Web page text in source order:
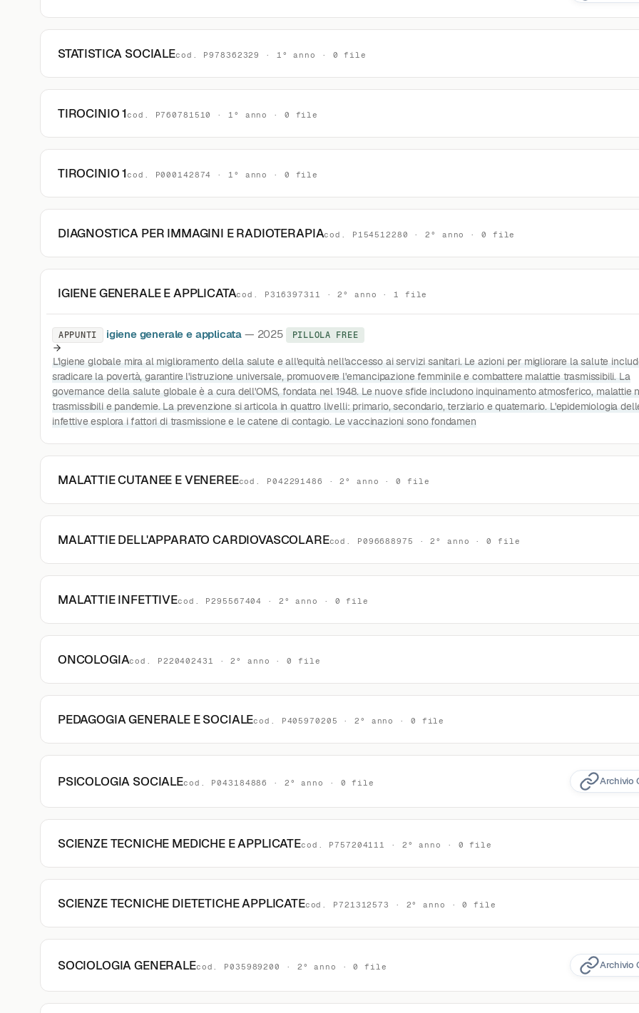
STATISTICA SOCIALEcod. P978362329 · 1° anno · 0 file
TIROCINIO 1cod. P760781510 · 1° anno · 0 file
TIROCINIO 1cod. P000142874 · 1° anno · 0 file
DIAGNOSTICA PER IMMAGINI E RADIOTERAPIAcod. P154512280 · 2° anno · 0 file
IGIENE GENERALE E APPLICATAcod. P316397311 · 2° anno · 1 file
APPUNTI igiene generale e applicata — 2025 PILLOLA FREE
L'igiene globale mira al miglioramento della salute e all'equità nell'accesso ai servizi sanitari. Le azioni per migliorare la salute
sradicare la povertà, garantire l'istruzione universale, promuovere l'emancipazione femminile e combattere malattie trasmissibili. La
governance della salute globale è a cura dell'OMS, fondata nel 1948. Le nuove sfide includono inquinamento atmosferico, malattie
trasmissibili e pandemie. La prevenzione si articola in quattro livelli: primario, secondario, terziario e quaternario. L'epidemiologia
infettive esplora i fattori di trasmissione e le catene di contagio. Le vaccinazioni sono fondamen
MALATTIE CUTANEE E VENEREEcod. P042291486 · 2° anno · 0 file
MALATTIE DELL'APPARATO CARDIOVASCOLAREcod. P096688975 · 2° anno · 0 file
MALATTIE INFETTIVEcod. P295567404 · 2° anno · 0 file
ONCOLOGIAcod. P220402431 · 2° anno · 0 file
PEDAGOGIA GENERALE E SOCIALEcod. P405970205 · 2° anno · 0 file
PSICOLOGIA SOCIALEcod. P043184886 · 2° anno · 0 file Archivio
SCIENZE TECNICHE MEDICHE E APPLICATEcod. P757204111 · 2° anno · 0 file
SCIENZE TECNICHE DIETETICHE APPLICATEcod. P721312573 · 2° anno · 0 file
SOCIOLOGIA GENERALEcod. P035989200 · 2° anno · 0 file Archivio